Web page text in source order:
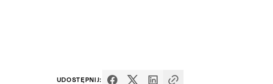
UDOSTĘPNIJ: